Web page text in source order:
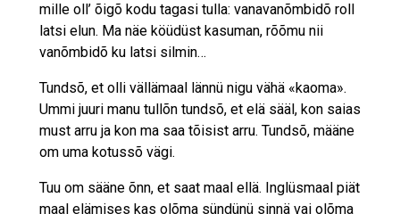
mille oll’ õigõ kodu tagasi tulla: vanavanõmbidõ roll
latsi elun. Ma näe köüdüst kasuman, rõõmu nii
vanõmbidõ ku latsi silmin…
Tundsõ, et olli vällämaal lännü nigu vähä «kaoma».
Ummi juuri manu tullõn tundsõ, et elä sääl, kon saias
must arru ja kon ma saa tõisist arru. Tundsõ, määne
om uma kotussõ vägi.
Tuu om sääne õnn, et saat maal ellä. Inglüsmaal piät
maal elämises kas olõma sündünü sinnä vai olõma